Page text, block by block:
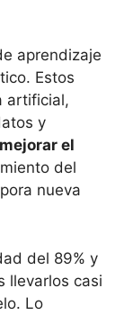
aprendizaje
Estos
artificial,
y
el
del
nueva
del 89% y
llevarlos casi
Lo